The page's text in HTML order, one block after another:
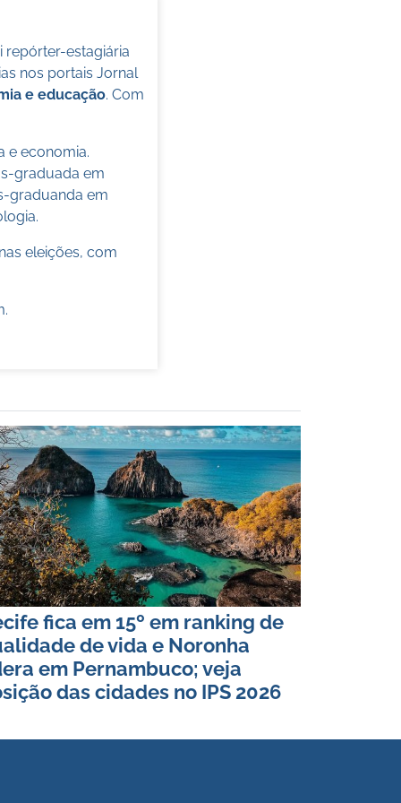
repórter-estagiária
nos portais Jornal
e educação. Com
e economia.
graduada em
graduanda em
eleições, com
.
fica em 15º em ranking de
de vida e Noronha
em Pernambuco; veja
das cidades no IPS 2026